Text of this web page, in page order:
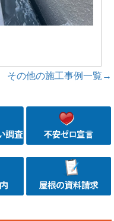
その他の施工事例一覧→